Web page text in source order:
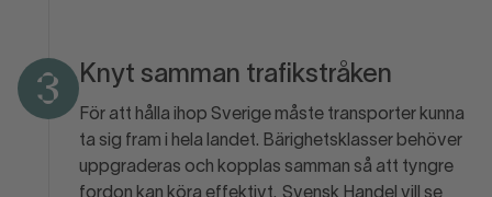
3 Knyt samman trafikstråken
För att hålla ihop Sverige måste transporter kunna
ta sig fram i hela landet. Bärighetsklasser behöver
uppgraderas och kopplas samman så att tyngre
fordon kan köra effektivt. Svensk Handel vill se